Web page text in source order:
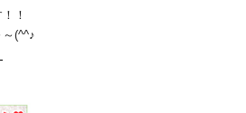
！
(^^♪